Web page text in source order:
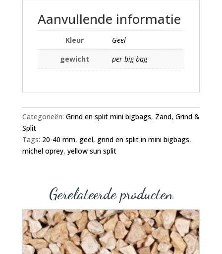
Aanvullende informatie
Kleur
Geel
gewicht
per big bag
Categorieën: Grind en split mini bigbags, Zand, Grind &
Split
Tags: 20-40 mm, geel, grind en split in mini bigbags,
michel oprey, yellow sun split
Gerelateerde producten